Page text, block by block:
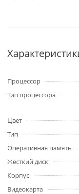
Процессор
Тип процессора
Цвет
Тип
Оперативная память
Жесткий диск
Корпус
Видеокарта